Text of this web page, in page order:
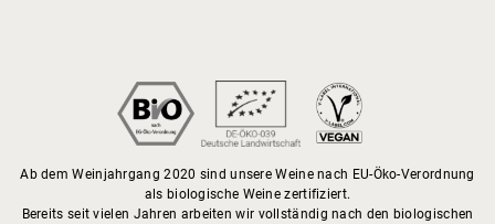
Ab dem Weinjahrgang 2020 sind unsere Weine nach EU-Öko-Verordnung
als biologische Weine zertifiziert.
Bereits seit vielen Jahren arbeiten wir vollständig nach den biologischen